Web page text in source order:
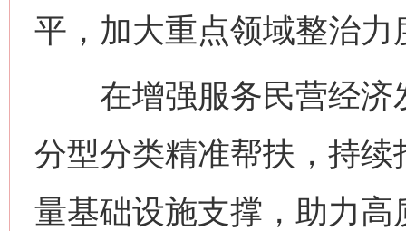
平，加大重点领域整治
在增强服务民营经济
分型分类精准帮扶，持续
量基础设施支撑，助力高